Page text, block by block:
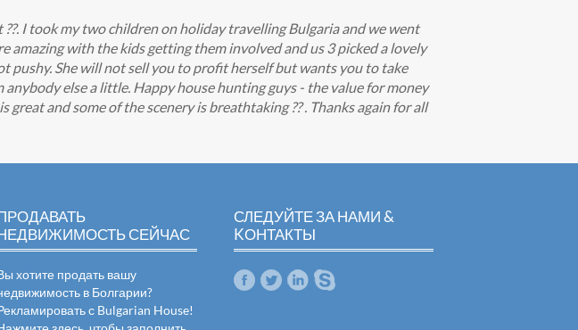
I took my two children on holiday travelling Bulgaria and we went
amazing with the kids getting them involved and us 3 picked a lovely
pushy. She will not sell you to profit herself but wants you to take
else a little. Happy house hunting guys - the value for money
and some of the scenery is breathtaking ?? . Thanks again for all
СЕЙЧАС
хотите продать вашу
в Болгарии?
с Bulgarian House!
СЛЕДУЙТЕ ЗА НАМИ &
KОНТАКТЫ